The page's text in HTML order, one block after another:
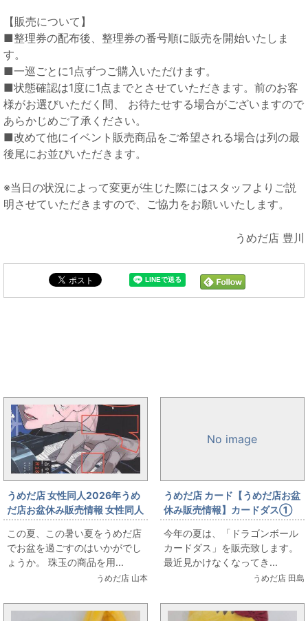
【販売について】
■整理券の配布後、整理券の番号順に販売を開始いたしま
す。
■一巡ごとに1点ずつご購入いただけます。
■状態確認は1度に1点までとさせていただきます。前のお客
様がお選びいただく間、 お待たせする場合がございますので
あらかじめご了承ください。
■改めて他にイベント販売商品をご希望される場合は列の最
後尾にお並びいただきます。
※当日の状況によって変更が生じた際にはスタッフよりご説
明させていただきますので、ご協力をお願いいたします。
うめだ店 豊川
うめだ店 女性同人2026年うめ
だ店お盆休み販売情報 女性同人
誌コーナー ぬるぬる（温度）
「Dr.STONE」同人誌 出しま
す！
この夏、この暑い夏をうめだ店
でお盆を過ごすのはいかがでし
ょうか。 珠玉の商品を用...
うめだ店 山本
No image
うめだ店 カード【うめだ店お盆
休み販売情報】カードダス①
今年の夏は、「ドラゴンボール
カードダス」を販売致します。
最近見かけなくなってき...
うめだ店 田島